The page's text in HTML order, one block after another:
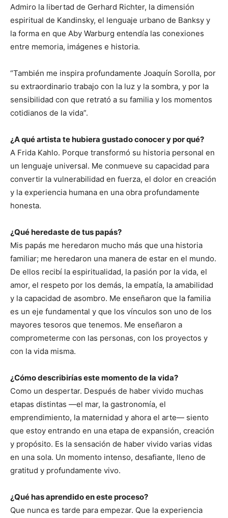
Admiro la libertad de Gerhard Richter, la dimensión
espiritual de Kandinsky, el lenguaje urbano de Banksy y
la forma en que Aby Warburg entendía las conexiones
entre memoria, imágenes e historia.
“También me inspira profundamente Joaquín Sorolla, por
su extraordinario trabajo con la luz y la sombra, y por la
sensibilidad con que retrató a su familia y los momentos
cotidianos de la vida”.
¿A qué artista te hubiera gustado conocer y por qué?
A Frida Kahlo. Porque transformó su historia personal en
un lenguaje universal. Me conmueve su capacidad para
convertir la vulnerabilidad en fuerza, el dolor en creación
y la experiencia humana en una obra profundamente
honesta.
¿Qué heredaste de tus papás?
Mis papás me heredaron mucho más que una historia
familiar; me heredaron una manera de estar en el mundo.
De ellos recibí la espiritualidad, la pasión por la vida, el
amor, el respeto por los demás, la empatía, la amabilidad
y la capacidad de asombro. Me enseñaron que la familia
es un eje fundamental y que los vínculos son uno de los
mayores tesoros que tenemos. Me enseñaron a
comprometerme con las personas, con los proyectos y
con la vida misma.
¿Cómo describirías este momento de la vida?
Como un despertar. Después de haber vivido muchas
etapas distintas —el mar, la gastronomía, el
emprendimiento, la maternidad y ahora el arte— siento
que estoy entrando en una etapa de expansión, creación
y propósito. Es la sensación de haber vivido varias vidas
en una sola. Un momento intenso, desafiante, lleno de
gratitud y profundamente vivo.
¿Qué has aprendido en este proceso?
Que nunca es tarde para empezar. Que la experiencia